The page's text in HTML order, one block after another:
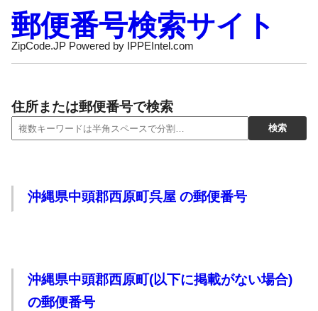
郵便番号検索サイト
ZipCode.JP Powered by IPPEIntel.com
住所または郵便番号で検索
沖縄県中頭郡西原町呉屋 の郵便番号
沖縄県中頭郡西原町(以下に掲載がない場合)
の郵便番号